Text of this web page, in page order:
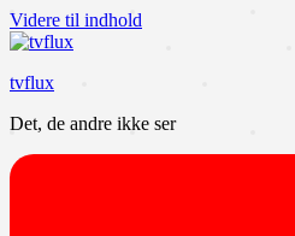
Videre til indhold
tvflux
Det, de andre ikke ser